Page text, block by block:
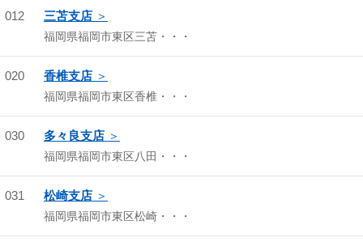
012 三苫支店
福岡県福岡市東区三苫・・・
020 香椎支店
福岡県福岡市東区香椎・・・
030 多々良支店
福岡県福岡市東区八田・・・
031 松崎支店
福岡県福岡市東区松崎・・・